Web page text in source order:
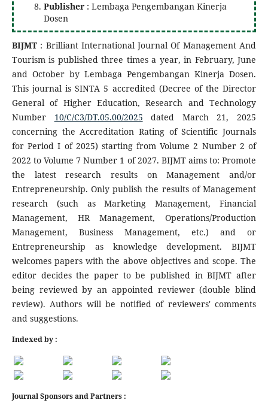
Publisher : Lembaga Pengembangan Kinerja
Dosen
BIJMT: Brilliant International Journal Of Management And
Tourism is published three times a year, in February, June
and October by Lembaga Pengembangan Kinerja Dosen.
This journal is SINTA 5 accredited (Decree of the Director
General of Higher Education, Research and Technology
Number 10/C/C3/DT.05.00/2025 dated March 21, 2025
concerning the Accreditation Rating of Scientific Journals
for Period I of 2025) starting from Volume 2 Number 2 of
2022 to Volume 7 Number 1 of 2027. BIJMT aims to: Promote
the latest research results on Management and/or
Entrepreneurship. Only publish the results of Management
research (such as Marketing Management, Financial
Management, HR Management, Operations/Production
Management, Business Management, etc.) and or
Entrepreneurship as knowledge development. BIJMT
welcomes papers with the above objectives and scope. The
editor decides the paper to be published in BIJMT after
being reviewed by an appointed reviewer (double blind
review). Authors will be notified of reviewers' comments
and suggestions.
Indexed by :
Journal Sponsors and Partners :